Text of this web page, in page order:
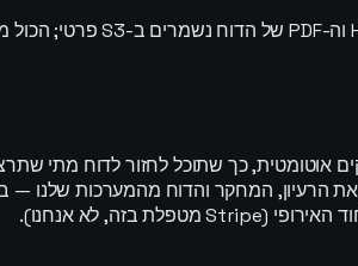
אוטומטית, כך שתוכל לחזור לדוח מתי
המחקר והדוח מהמערכות שלנו — בדרך